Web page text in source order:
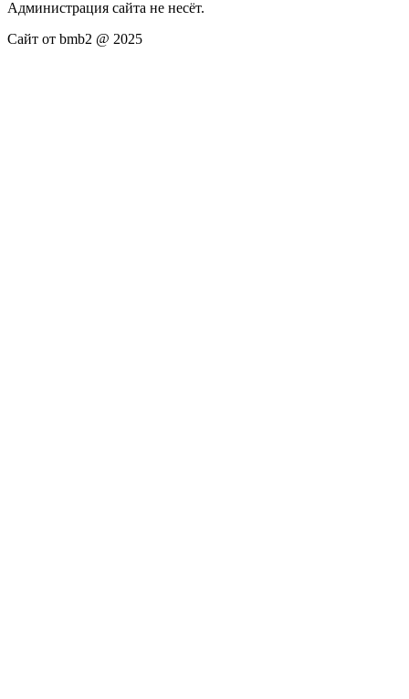
Администрация сайта не несёт.
Сайт от bmb2 @ 2025